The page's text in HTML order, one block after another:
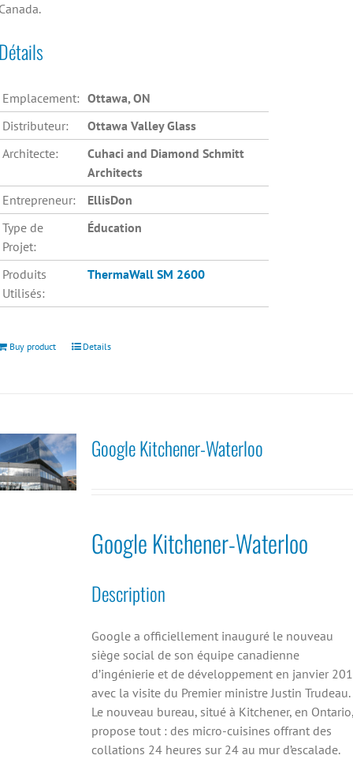
Emplacement: Ottawa, ON
Distributeur:
Ottawa Valley Glass
Architecte:
Cuhaci and Diamond Schmitt
Architects
Entrepreneur:
EllisDon
Type de
Projet:
Éducation
Produits
Utilisés:
ThermaWall SM 2600
Buy product Details
Google Kitchener-Waterloo
Google Kitchener-Waterloo
Description
Google a officiellement inauguré le nouveau
siège social de son équipe canadienne
d’ingénierie et de développement en janvier
avec la visite du Premier ministre Justin Trudeau.
Le nouveau bureau, situé à Kitchener, en Ontario,
propose tout : des micro-cuisines offrant des
collations 24 heures sur 24 au mur d’escalade.